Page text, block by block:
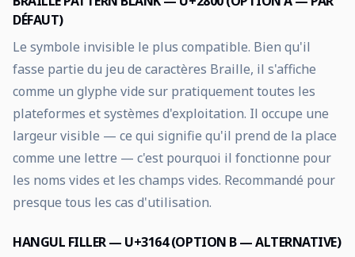
DÉFAUT)
Le symbole invisible le plus compatible. Bien qu'il
fasse partie du jeu de caractères Braille, il s'affiche
comme un glyphe vide sur pratiquement toutes les
plateformes et systèmes d'exploitation. Il occupe une
largeur visible — ce qui signifie qu'il prend de la place
comme une lettre — c'est pourquoi il fonctionne pour
les noms vides et les champs vides. Recommandé pour
presque tous les cas d'utilisation.
HANGUL FILLER — U+3164 (OPTION B — ALTERNATIVE)